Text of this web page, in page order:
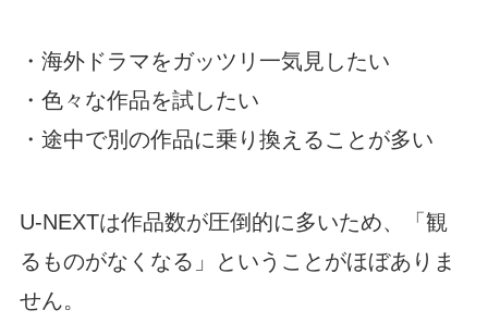
・海外ドラマをガッツリ一気見したい
・色々な作品を試したい
・途中で別の作品に乗り換えることが多い
U-NEXTは作品数が圧倒的に多いため、「観
るものがなくなる」ということがほぼありま
せん。